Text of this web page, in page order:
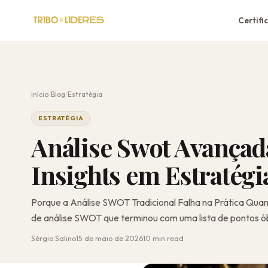
Início /Blog /Estratégia
ESTRATÉGIA
Análise Swot
Insights em
Porque a Análise SWOT Tradicional Falha na Prática
de análise SWOT que terminou com uma lista de pontos
Sérgio Salino15 de maio de 202610 min read